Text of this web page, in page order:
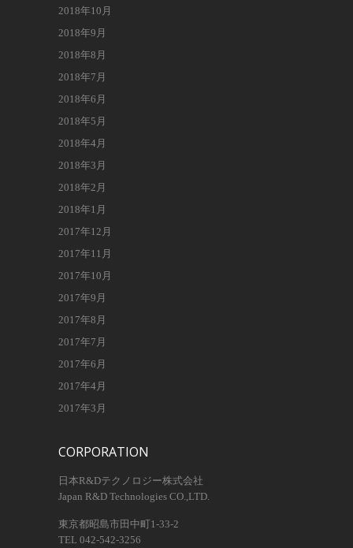
2018年10月
2018年9月
2018年8月
2018年7月
2018年6月
2018年5月
2018年4月
2018年3月
2018年2月
2018年1月
2017年12月
2017年11月
2017年10月
2017年9月
2017年8月
2017年7月
2017年6月
2017年4月
2017年3月
CORPORATION
日本R&Dテクノロジー株式会社
Japan R&D Technologies CO.,LTD.
東京都昭島市田中町1-33-2
TEL 042-542-3256